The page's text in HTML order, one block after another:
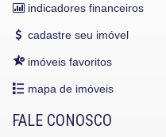
indicadores financeiros
cadastre seu imóvel
imóveis favoritos
mapa de imóveis
FALE CONOSCO